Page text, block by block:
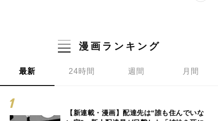
漫画ランキング
最新 24時間 週間 月間
【新連載・漫画】配達先は“誰も住んでいな